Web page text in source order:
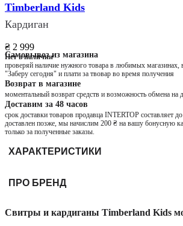
Timberland Kids
Кардиган
₴ 2 999
Нет в наличии
Самовывоз из магазина
проверяй наличие нужного товара в любимых магазинах,
"Заберу сегодня" и плати за твовар во время получения
Возврат в магазине
моментальный возврат средств и возможность обмена на
Доставим за 48 часов
срок доставки товаров продавца INTERTOP составляет
доставлен позже, мы начислим 200 ₴ на вашу бонусную
только за полученные заказы.
ХАРАКТЕРИСТИКИ
ПРО БРЕНД
Свитры и кардиганы Timberland Kids